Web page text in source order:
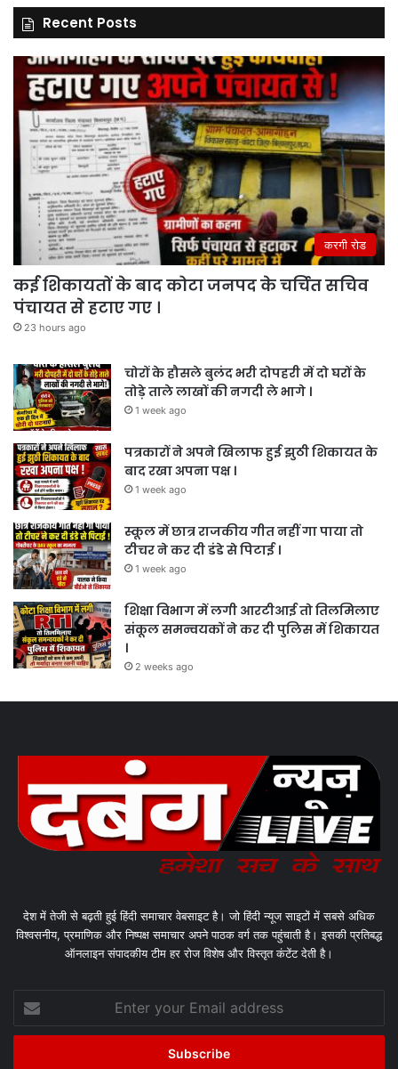
Recent Posts
करगी रोड
कई शिकायतों के बाद कोटा जनपद के चर्चित सचिव
पंचायत से हटाए गए ।
23 hours ago
चोरों के हौसले बुलंद भरी दोपहरी में दो घरों के
तोड़े ताले लाखों की नगदी ले भागे ।
1 week ago
पत्रकारों ने अपने खिलाफ हुई झुठी शिकायत के
बाद रखा अपना पक्ष ।
1 week ago
स्कूल में छात्र राजकीय गीत नहीं गा पाया तो
टीचर ने कर दी डंडे से पिटाई ।
1 week ago
शिक्षा विभाग में लगी आरटीआई तो तिलमिलाए
संकूल समन्वयकों ने कर दी पुलिस में शिकायत
।
2 weeks ago
देश में तेजी से बढ़ती हुई हिंदी समाचार वेबसाइट है। जो हिंदी न्यूज साइटों में सबसे अधिक
विश्वसनीय, प्रमाणिक और निष्पक्ष समाचार अपने पाठक वर्ग तक पहुंचाती है। इसकी प्रतिबद्ध
ऑनलाइन संपादकीय टीम हर रोज विशेष और विस्तृत कंटेंट देती है।
your
Email